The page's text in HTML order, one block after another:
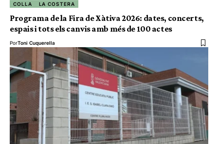
COLLA LA COSTERA
Programa de la Fira de Xàtiva 2026: dates, concerts,
espais i tots els canvis amb més de 100 actes
PorToni Cuquerella